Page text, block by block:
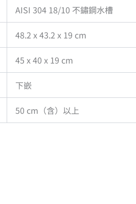
AISI 304 18/10 不鏽鋼水槽
48.2 x 43.2 x 19 cm
45 x 40 x 19 cm
下嵌
50 cm（含）以上